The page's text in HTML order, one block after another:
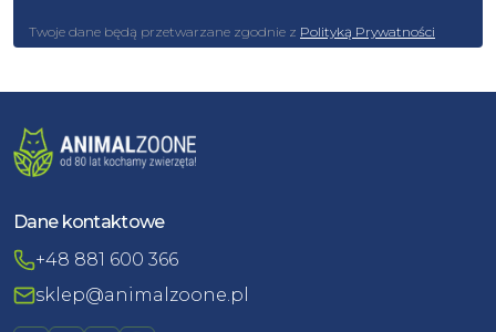
Twoje dane będą przetwarzane zgodnie z Polityką Prywatności
Dane kontaktowe
+48 881 600 366
sklep@animalzoone.pl